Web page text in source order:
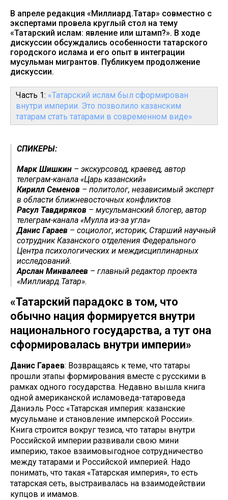
В апреле редакция «Миллиард.Татар» совместно с
экспертами провела круглый стол на тему
«Татарский ислам: явление или штамп?». В ходе
дискуссии обсуждались особенности татарского
городского ислама и его опыт в интеграции
мусульман мигрантов. Публикуем продолжение
дискуссии.
Часть 1: «Татарский ислам был сформирован
внутри империи. Это позволило казанским
татарам стать татарами в современном виде»
СПИКЕРЫ:
Марк Шишкин – экскурсовод, краевед, автор
телеграм-канала «Царь казанский»
Кирилл Семенов – политолог, независимый эксперт
в области ближневосточных конфликтов
Расул Тавдиряков – мусульманский блогер, автор
телеграм-канала «Мулла из-за угла»
Данис Гараев – социолог, историк, Старший научный
сотрудник Казанского отделения Федерального
Центра психологических и междисциплинарных
исследований.
Арслан Минвалеев – главный редактор проекта
«Миллиард.Татар».
«Татарский парадокс в том, что
обычно нация формируется внутри
национального государства, а тут она
сформировалась внутри империи»
Данис Гараев: Возвращаясь к теме, что татары
прошли этапы формирования вместе с русскими в
рамках одного государства. Недавно вышла книга
одной американской исламоведа-татароведа
Даниэль Росс «Татарская империя: казанские
мусульмане и становление имперской России».
Книга строится вокруг тезиса, что татары внутри
Российской империи развивали свою мини
империю, такое взаимовыгодное сотрудничество
между татарами и Российской империей. Надо
понимать, что такая «Татарская империя», то есть
татарская сеть, выстраивалась на взаимодействии
купцов и имамов.